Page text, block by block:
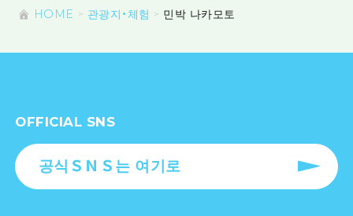
HOME 관광지・체험 민박 나카모토
OFFICIAL SNS
공식ＳＮＳ는 여기로